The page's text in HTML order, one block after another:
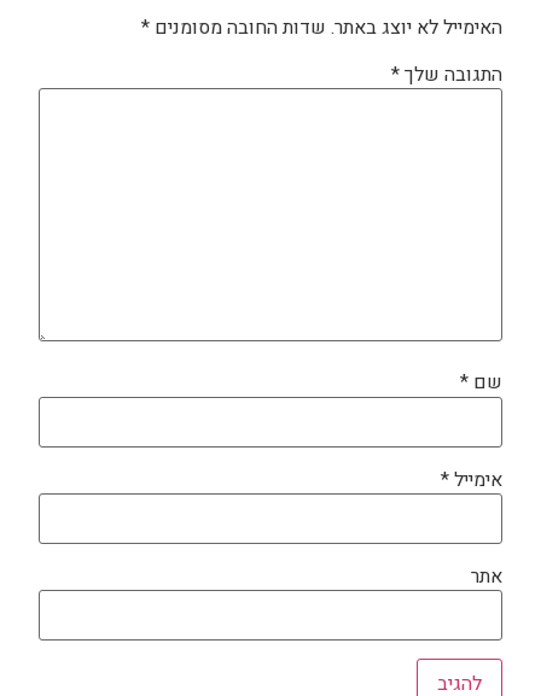
האימייל לא יוצג באתר. שדות החובה מסומנים *
התגובה שלך*
שם *
אימייל*
אתר